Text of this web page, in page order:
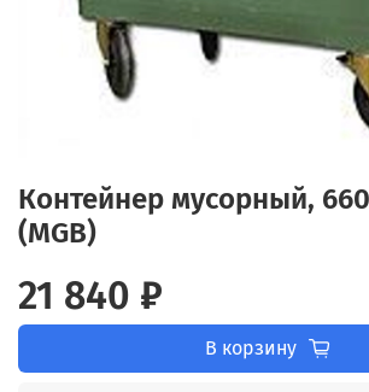
Контейнер мусорный,
(MGB)
21 840 ₽
В корзину